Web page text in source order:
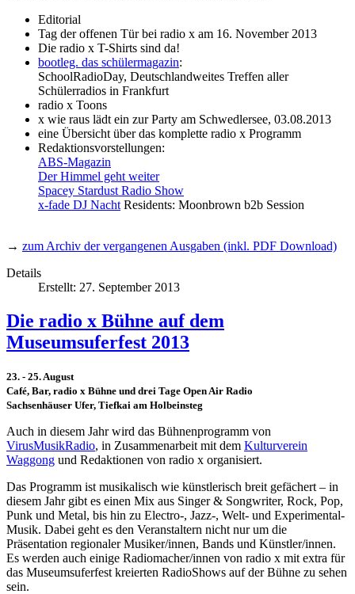
Editorial
Tag der offenen Tür bei radio x am 16. November 2013
Die radio x T-Shirts sind da!
bootleg. das schülermagazin:
SchoolRadioDay, Deutschlandweites Treffen aller
Schülerradios in Frankfurt
radio x Toons
x wie raus lädt ein zur Party am Schwedlersee, 03.08.2013
eine Übersicht über das komplette radio x Programm
Redaktionsvorstellungen:
ABS-Magazin
Der Himmel geht weiter
Spacey Stardust Radio Show
x-fade DJ Nacht Residents: Moonbrown b2b Session
→ zum Archiv der vergangenen Ausgaben (inkl. PDF Download)
Details
Erstellt: 27. September 2013
Die radio x Bühne auf dem
Museumsuferfest 2013
23. - 25. August
Café, Bar, radio x Bühne und drei Tage Open Air Radio
Sachsenhäuser Ufer, Tiefkai am Holbeinsteg
Auch in diesem Jahr wird das Bühnenprogramm von
VirusMusikRadio, in Zusammenarbeit mit dem Kulturverein
Waggong und Redaktionen von radio x organisiert.
Das Programm ist musikalisch wie künstlerisch breit gefächert – in
diesem Jahr gibt es einen Mix aus Singer & Songwriter, Rock, Pop,
Punk und Metal, bis hin zu Electro-, Jazz-, Welt- und Experimental-
Musik. Dabei geht es den Veranstaltern nicht nur um die
Präsentation regionaler Musiker/innen, Bands und Künstler/innen.
Es werden auch einige Radiomacher/innen von radio x mit extra für
das Museumsuferfest kreierten RadioShows auf der Bühne zu sehen
sein.